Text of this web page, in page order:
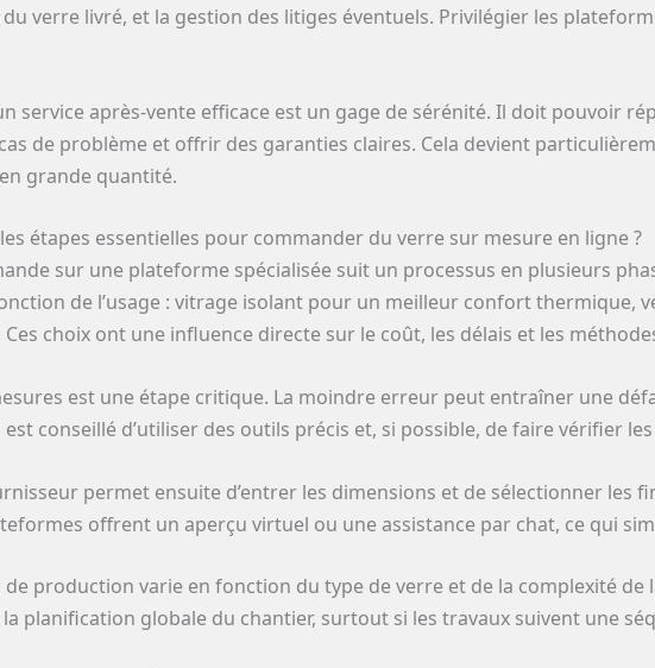
verre livré, et la gestion des litiges éventuels. Privilégier les
service après-vente efficace est un gage de sérénité. Il doit pouvoir
de problème et offrir des garanties claires. Cela devient
grande quantité.
étapes essentielles pour commander du verre sur mesure en ligne ?
sur une plateforme spécialisée suit un processus en plusieurs
de l’usage : vitrage isolant pour un meilleur confort thermique,
Ces choix ont une influence directe sur le coût, les délais et les
est une étape critique. La moindre erreur peut entraîner une
est conseillé d’utiliser des outils précis et, si possible, de faire vérifier
permet ensuite d’entrer les dimensions et de sélectionner les
offrent un aperçu virtuel ou une assistance par chat, ce qui
de production varie en fonction du type de verre et de la complexité
la planification globale du chantier, surtout si les travaux suivent une